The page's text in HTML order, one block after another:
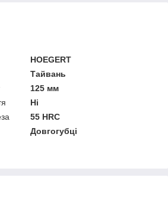
HOEGERT
Тайвань
125 мм
Ні
55 HRC
Довгогубці